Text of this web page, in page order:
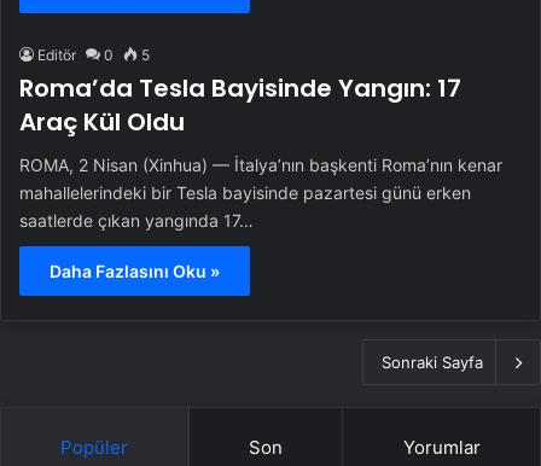
Editör 0 5
Roma’da Tesla Bayisinde Yangın: 17
Araç Kül Oldu
ROMA, 2 Nisan (Xinhua) — İtalya’nın başkenti Roma’nın kenar
mahallelerindeki bir Tesla bayisinde pazartesi günü erken
saatlerde çıkan yangında 17…
Daha Fazlasını Oku »
Sonraki Sayfa
Popüler Son Yorumlar